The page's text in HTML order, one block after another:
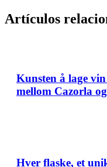
Artículos
Kunsten å lage
mellom Cazorla
Hver flaske, et